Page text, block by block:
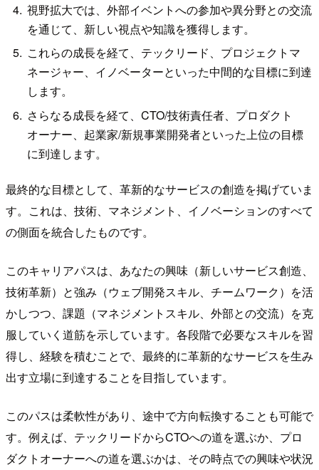
視野拡大では、外部イベントへの参加や異分野との交流
を通じて、新しい視点や知識を獲得します。
これらの成長を経て、テックリード、プロジェクトマ
ネージャー、イノベーターといった中間的な目標に到達
します。
さらなる成長を経て、CTO/技術責任者、プロダクト
オーナー、起業家/新規事業開発者といった上位の目標
に到達します。
最終的な目標として、革新的なサービスの創造を掲げていま
す。これは、技術、マネジメント、イノベーションのすべて
の側面を統合したものです。
このキャリアパスは、あなたの興味（新しいサービス創造、
技術革新）と強み（ウェブ開発スキル、チームワーク）を活
かしつつ、課題（マネジメントスキル、外部との交流）を克
服していく道筋を示しています。各段階で必要なスキルを習
得し、経験を積むことで、最終的に革新的なサービスを生み
出す立場に到達することを目指しています。
このパスは柔軟性があり、途中で方向転換することも可能で
す。例えば、テックリードからCTOへの道を選ぶか、プロ
ダクトオーナーへの道を選ぶかは、その時点での興味や状況